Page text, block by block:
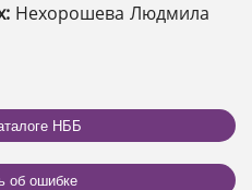
Нехорошева Людмила
НББ
об ошибке